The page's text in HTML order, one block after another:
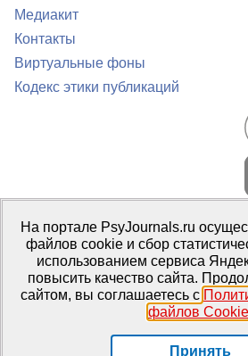
Медиакит
Контакты
Виртуальные фоны
Кодекс этики публикаций
Портал психологических изданий
Правила использования материалов
Свидетельство регистрации СМИЭл №
2016 г.
Издатель: ФГБОУ ВО МГППУ
На портале PsyJournals.ru
файлов cookie и сбор
использованием сервиса
повысить качество сайта.
сайтом, вы соглашаетесь с
файлов Cookie
Принять